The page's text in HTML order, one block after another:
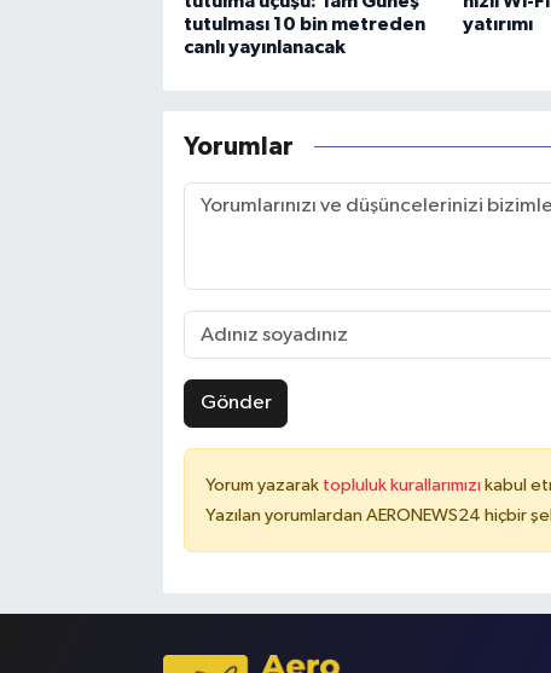
tutulması 10 bin metreden
canlı yayınlanacak
yatırımı
Yorumlar
Gönder
Yorum yazarak topluluk kurallarımızı kabul
Yazılan yorumlardan AERONEWS24 hiçbir